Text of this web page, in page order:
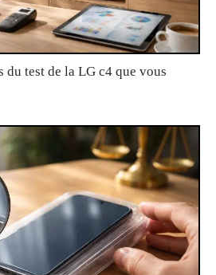
du test de la LG c4 que vous